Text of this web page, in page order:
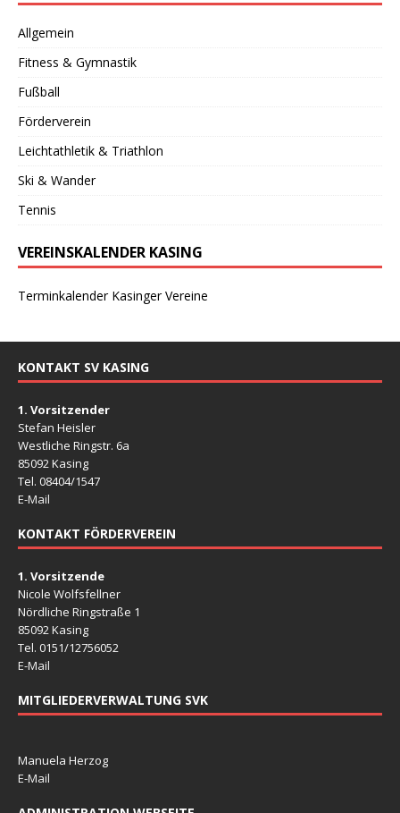
Allgemein
Fitness & Gymnastik
Fußball
Förderverein
Leichtathletik & Triathlon
Ski & Wander
Tennis
VEREINSKALENDER KASING
Terminkalender Kasinger Vereine
KONTAKT SV KASING
1. Vorsitzender
Stefan Heisler
Westliche Ringstr. 6a
85092 Kasing
Tel. 08404/1547
E-Mail
KONTAKT FÖRDERVEREIN
1. Vorsitzende
Nicole Wolfsfellner
Nördliche Ringstraße 1
85092 Kasing
Tel. 0151/12756052
E-Mail
MITGLIEDERVERWALTUNG SVK
Manuela Herzog
E-Mail